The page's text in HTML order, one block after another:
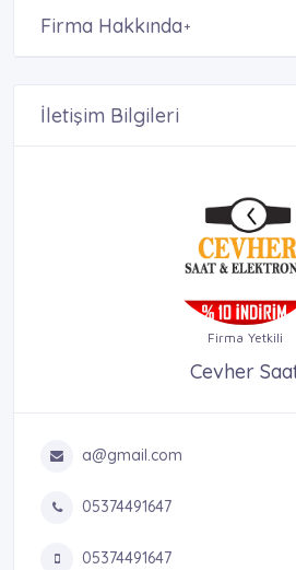
Firma Hakkında+
İletişim Bilgileri
Firma Yetkili
Cevher
a@gmail.com
05374491647
05374491647